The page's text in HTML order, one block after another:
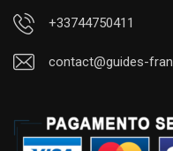
+33744750411
contact@guides-